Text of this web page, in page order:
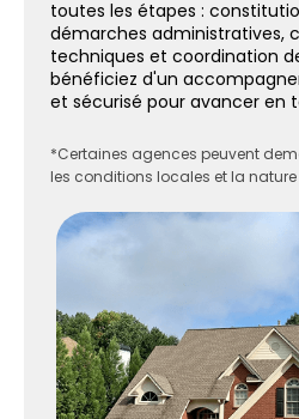
toutes les étapes :
démarches administratives,
techniques et coordination
bénéficiez d'un
et sécurisé pour avancer en
*Certaines agences peuvent
les conditions locales et la